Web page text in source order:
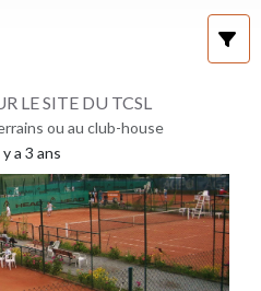
LE SITE DU TCSL
ou au club-house
y a 3 ans